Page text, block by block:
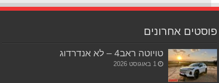
אחרונים
טויוטה ראב4 – לא אנדרדוג
1 באוגוסט 2026